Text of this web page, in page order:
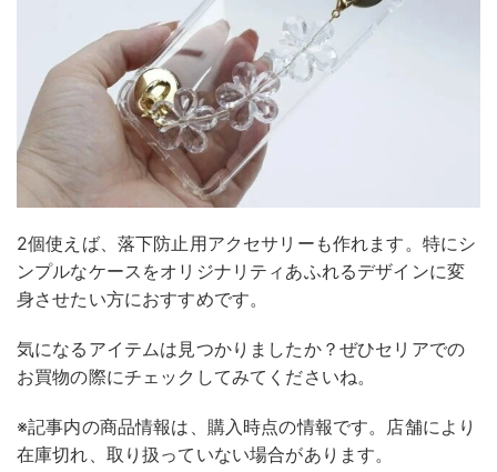
2個使えば、落下防止用アクセサリーも作れます。特にシ
ンプルなケースをオリジナリティあふれるデザインに変
身させたい方におすすめです。
気になるアイテムは見つかりましたか？ぜひセリアでの
お買物の際にチェックしてみてくださいね。
※記事内の商品情報は、購入時点の情報です。店舗により
在庫切れ、取り扱っていない場合があります。